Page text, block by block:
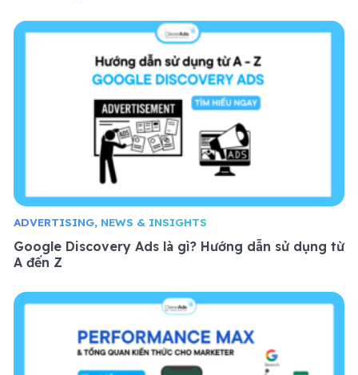
ADVERTISING, NEWS & INSIGHTS
Google Discovery Ads là gì? Hướng dẫn sử dụng từ
A đến Z